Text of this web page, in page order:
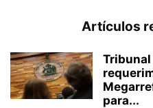
Artículos
para...